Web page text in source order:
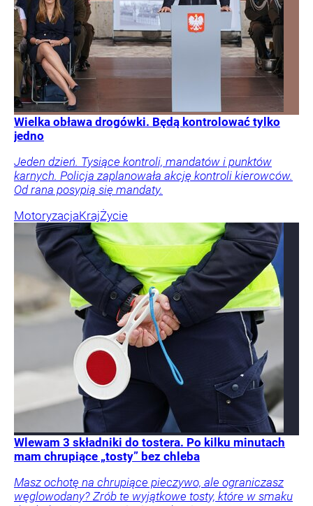
Wielka obława drogówki. Będą kontrolować tylko
jedno
Jeden dzień. Tysiące kontroli, mandatów i punktów
karnych. Policja zaplanowała akcję kontroli kierowców.
Od rana posypią się mandaty.
MotoryzacjaKrajŻycie
Wlewam 3 składniki do tostera. Po kilku minutach
mam chrupiące „tosty” bez chleba
Masz ochotę na chrupiące pieczywo, ale ograniczasz
węglowodany? Zrób te wyjątkowe tosty, które w smaku